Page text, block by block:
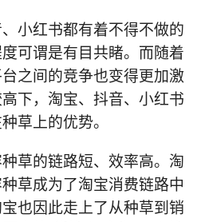
小红书都有着不得不做的
可谓是有目共睹。而随着
之间的竞争也变得更加激
下，淘宝、抖音、小红书
草上的优势。
草的链路短、效率高。淘
草成为了淘宝消费链路中
也因此走上了从种草到销